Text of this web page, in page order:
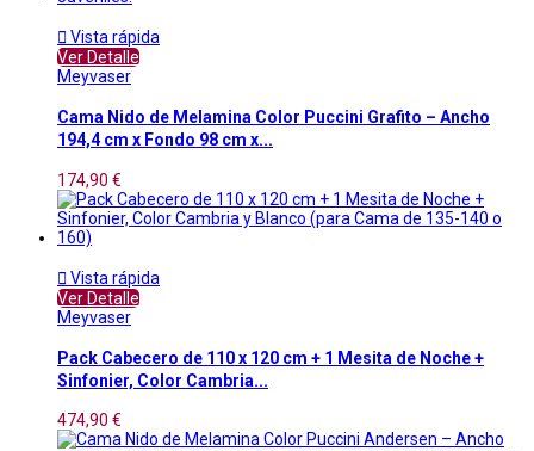
 Vista rápida
Ver Detalle
Meyvaser
Cama Nido de Melamina Color Puccini Grafito – Ancho
194,4 cm x Fondo 98 cm x...
174,90 €
 Vista rápida
Ver Detalle
Meyvaser
Pack Cabecero de 110 x 120 cm + 1 Mesita de Noche +
Sinfonier, Color Cambria...
474,90 €